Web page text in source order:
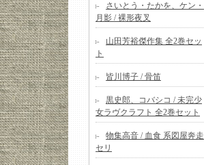
さいとう・たかを、ケン・
月影 / 裸形夜叉
山田芳裕傑作集 全2巻セッ
ト
皆川博子 / 骨笛
黒史郎、コバシコ / 未完少
女ラヴクラフト 全2巻セット
物集高音 / 血食 系図屋奔走
セリ